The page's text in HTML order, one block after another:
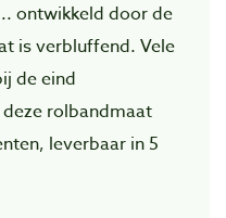
ontwikkeld door de
is verbluffend. Vele
de eind
rolbandmaat
leverbaar in 5